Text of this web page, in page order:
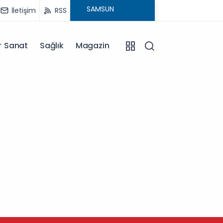
İletişim RSS
Sanat Sağlık Magazin